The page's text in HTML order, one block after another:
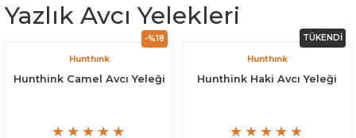
Yazlık Avcı Yelekleri
-%18
Hunthınk
Hunthink Camel Avcı Yeleği
TÜKENDİ
Hunthınk
Hunthink Haki Avcı Yeleği